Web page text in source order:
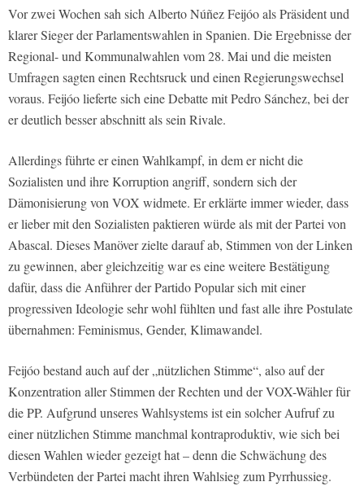
Vor zwei Wochen sah sich Alberto Núñez Feijóo als Präsident und
klarer Sieger der Parlamentswahlen in Spanien. Die Ergebnisse der
Regional- und Kommunalwahlen vom 28. Mai und die meisten
Umfragen sagten einen Rechtsruck und einen Regierungswechsel
voraus. Feijóo lieferte sich eine Debatte mit Pedro Sánchez, bei der
er deutlich besser abschnitt als sein Rivale.
Allerdings führte er einen Wahlkampf, in dem er nicht die
Sozialisten und ihre Korruption angriff, sondern sich der
Dämonisierung von VOX widmete. Er erklärte immer wieder, dass
er lieber mit den Sozialisten paktieren würde als mit der Partei von
Abascal. Dieses Manöver zielte darauf ab, Stimmen von der Linken
zu gewinnen, aber gleichzeitig war es eine weitere Bestätigung
dafür, dass die Anführer der Partido Popular sich mit einer
progressiven Ideologie sehr wohl fühlten und fast alle ihre Postulate
übernahmen: Feminismus, Gender, Klimawandel.
Feijóo bestand auch auf der „nützlichen Stimme“, also auf der
Konzentration aller Stimmen der Rechten und der VOX-Wähler für
die PP. Aufgrund unseres Wahlsystems ist ein solcher Aufruf zu
einer nützlichen Stimme manchmal kontraproduktiv, wie sich bei
diesen Wahlen wieder gezeigt hat – denn die Schwächung des
Verbündeten der Partei macht ihren Wahlsieg zum Pyrrhussieg.